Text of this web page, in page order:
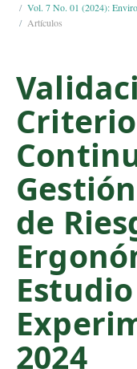
i
n
n
t
e
n
t
S
i
d
e
b
a
r
Vol. 7 No. 01 (2024):
Artículos
de
2024